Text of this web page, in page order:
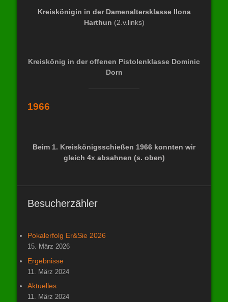
Kreiskönigin in der Damenaltersklasse Ilona
Harthun (2.v.links)
Kreiskönig in der offenen Pistolenklasse Dominic
Dorn
1966
Beim 1. Kreiskönigsschießen 1966 konnten wir
gleich 4x absahnen (s. oben)
Besucherzähler
Pokalerfolg Er&Sie 2026
15. März 2026
Ergebnisse
11. März 2024
Aktuelles
11. März 2024